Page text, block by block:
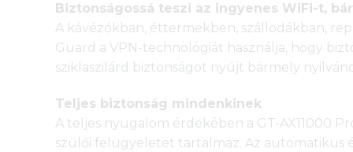
Biztonságossá teszi az ingyenes WiFi-t,
A kávézókban, éttermekben, szállodákban,
Guard a VPN-technológiát használja, hogy
sziklaszilárd biztonságot nyújt bármely
Teljes biztonság mindenkinek
A teljes nyugalom érdekében a GT-AX11000
szülői felügyeletet tartalmaz. Az automatikus